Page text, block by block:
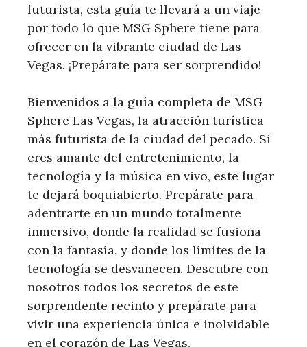
futurista, esta guía te llevará a un viaje
por todo lo que MSG Sphere tiene para
ofrecer en la vibrante ciudad de Las
Vegas. ¡Prepárate para ser sorprendido!
Bienvenidos a la guía completa de MSG
Sphere Las Vegas, la atracción turística
más futurista de la ciudad del pecado. Si
eres amante del entretenimiento, la
tecnología y la música en vivo, este lugar
te dejará boquiabierto. Prepárate para
adentrarte en un mundo totalmente
inmersivo, donde la realidad se fusiona
con la fantasía, y donde los límites de la
tecnología se desvanecen. Descubre con
nosotros todos los secretos de este
sorprendente recinto y prepárate para
vivir una experiencia única e inolvidable
en el corazón de Las Vegas.